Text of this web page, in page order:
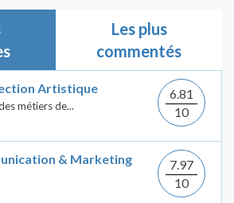
Les plus
commentés
Artistique
métiers de...
6.81
10
& Marketing
7.97
10